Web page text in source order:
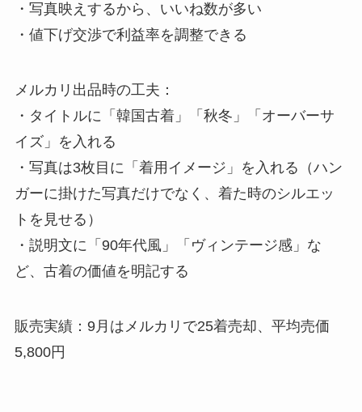
・写真映えするから、いいね数が多い
・値下げ交渉で利益率を調整できる
メルカリ出品時の工夫：
・タイトルに「韓国古着」「秋冬」「オーバーサ
イズ」を入れる
・写真は3枚目に「着用イメージ」を入れる（ハン
ガーに掛けた写真だけでなく、着た時のシルエッ
トを見せる）
・説明文に「90年代風」「ヴィンテージ感」な
ど、古着の価値を明記する
販売実績：9月はメルカリで25着売却、平均売価
5,800円